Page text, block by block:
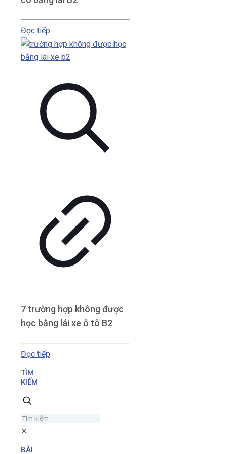
Đọc tiếp
7 trường hợp không được
học bằng lái xe ô tô B2
Đọc tiếp
TÌM
KIẾM
✕
BÀI